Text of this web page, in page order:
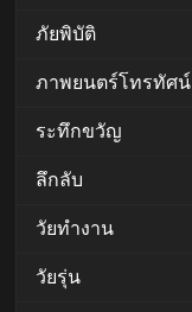
ภัยพิบัติ
ภาพยนตร์โทรทัศน์
ระทึกขวัญ
ลึกลับ
วัยทำงาน
วัยรุ่น